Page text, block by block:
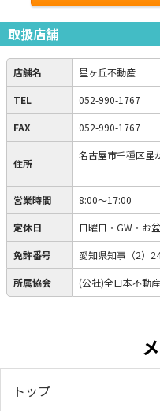
取扱店舗
店舗名 星ヶ丘不動産
TEL 052-990-1767
FAX 052-990-1767
住所
名古屋市千種区
営業時間 8:00～17:00
定休日 日曜日・GW・お
免許番号 愛知県知事（2）
所属協会 (公社)全日本不動
トップ